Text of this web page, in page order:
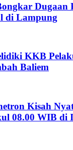
Dugaan
di Lampung
KKB
Baliem
Kisah
08.00 WIB di